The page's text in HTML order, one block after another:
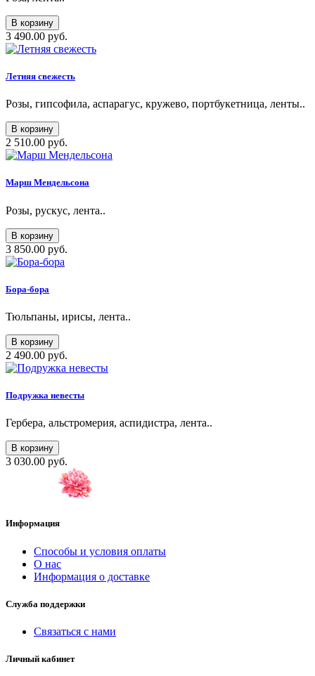
В корзину
3 490.00 руб.
Летняя свежесть
Розы, гипсофила, аспарагус, кружево, портбукетница, ленты..
В корзину
2 510.00 руб.
Марш Мендельсона
Розы, рускус, лента..
В корзину
3 850.00 руб.
Бора-бора
Тюльпаны, ирисы, лента..
В корзину
2 490.00 руб.
Подружка невесты
Гербера, альстромерия, аспидистра, лента..
В корзину
3 030.00 руб.
Информация
Способы и условия оплаты
О нас
Информация о доставке
Служба поддержки
Связаться с нами
Личный кабинет